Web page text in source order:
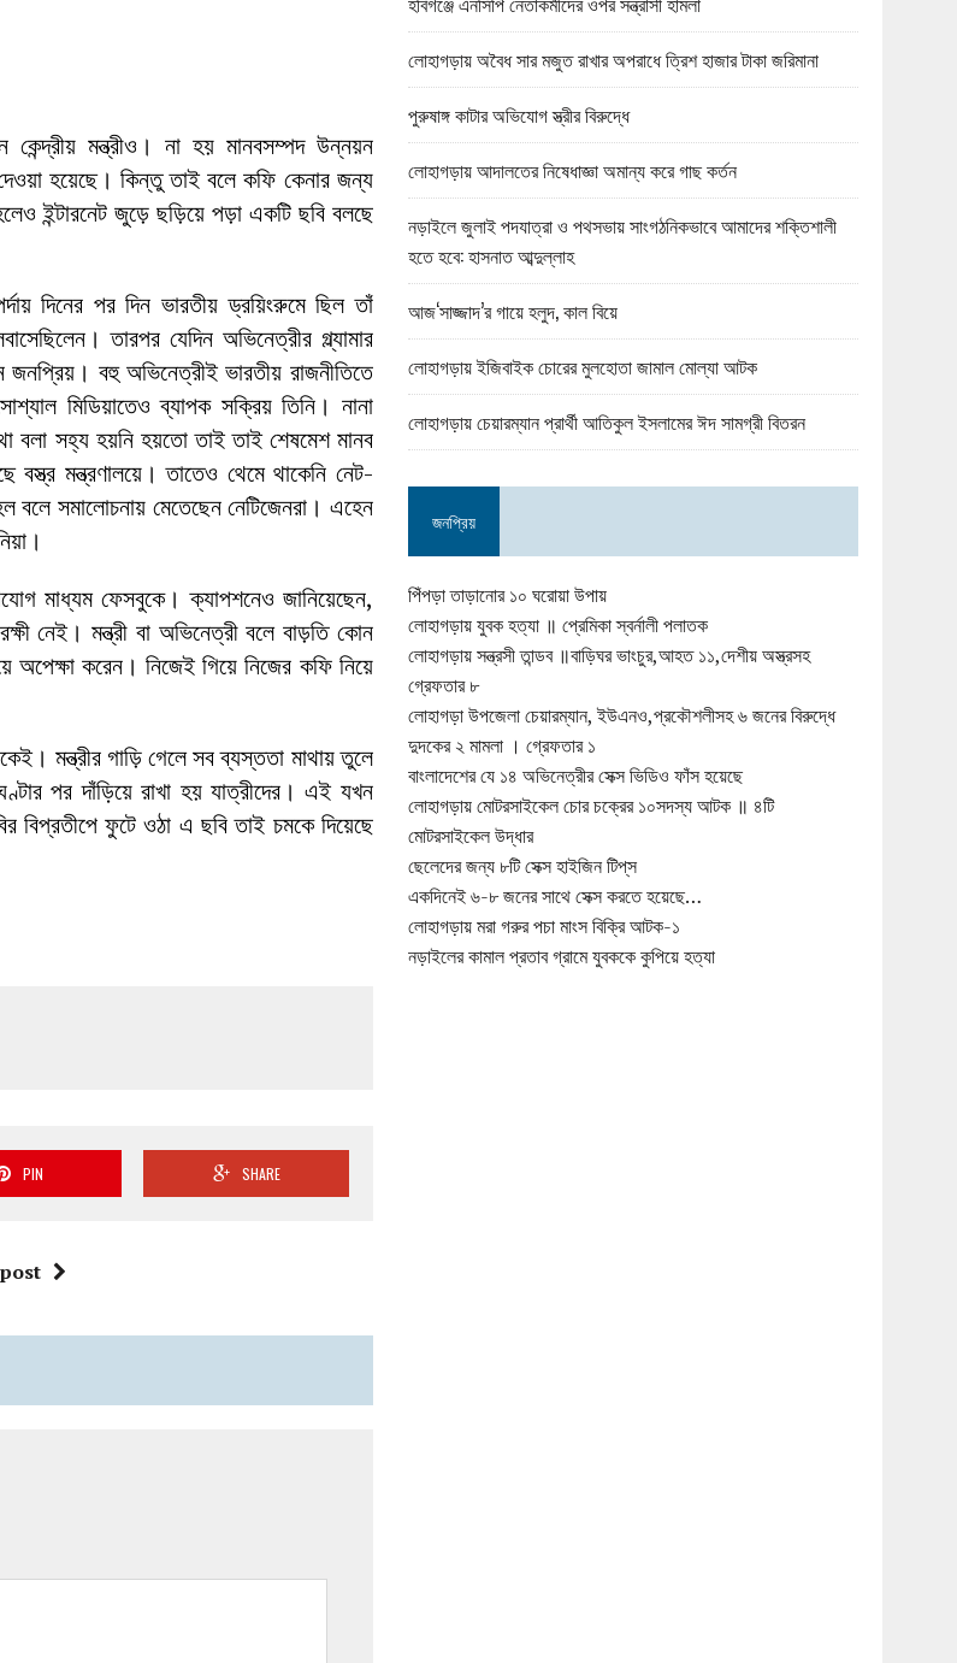
মন্ত্রীও। না হয় মানবসম্পদ উন্নয়ন
দেওয়া হয়েছে। কিন্তু তাই বলে কফি কেনার জন্য
ইন্টারনেট জুড়ে ছড়িয়ে পড়া একটি ছবি বলছে
দিনের পর দিন ভারতীয় ড্রয়িংরুমে ছিল তাঁ
তারপর যেদিন অভিনেত্রীর গ্ল্যামার
জনপ্রিয়। বহু অভিনেত্রীই ভারতীয় রাজনীতিতে
মিডিয়াতেও ব্যাপক সক্রিয় তিনি। নানা
বলা সহ্য হয়নি হয়তো তাই তাই শেষমেশ মানব
মন্ত্রণালয়ে। তাতেও থেমে থাকেনি নেট-
বলে সমালোচনায় মেতেছেন নেটিজেনরা। এহেন
মাধ্যম ফেসবুকে। ক্যাপশনেও জানিয়েছেন,
নেই। মন্ত্রী বা অভিনেত্রী বলে বাড়তি কোন
অপেক্ষা করেন। নিজেই গিয়ে নিজের কফি নিয়ে
মন্ত্রীর গাড়ি গেলে সব ব্যস্ততা মাথায় তুলে
পর দাঁড়িয়ে রাখা হয় যাত্রীদের। এই যখন
বিপ্রতীপে ফুটে ওঠা এ ছবি তাই চমকে দিয়েছে
PIN SHARE
লোহাগড়ায় অবৈধ সার মজুত রাখার অপরাধে ত্রিশ হাজার টাকা জরিমানা
পুরুষাঙ্গ কাটার অভিযোগ স্ত্রীর বিরুদ্ধে
লোহাগড়ায় আদালতের নিষেধাজ্ঞা অমান্য করে গাছ কর্তন
নড়াইলে জুলাই পদযাত্রা ও পথসভায় সাংগঠনিকভাবে আমাদের শক্তিশালী
হতে হবে: হাসনাত আব্দুল্লাহ
আজ‘সাজ্জাদ’র গায়ে হলুদ, কাল বিয়ে
লোহাগড়ায় ইজিবাইক চোরের মুলহোতা জামাল মোল্যা আটক
লোহাগড়ায় চেয়ারম্যান প্রার্থী আতিকুল ইসলামের ঈদ সামগ্রী বিতরন
জনপ্রিয়
পিঁপড়া তাড়ানোর ১০ ঘরোয়া উপায়
লোহাগড়ায় যুবক হত্যা ॥ প্রেমিকা স্বর্নালী পলাতক
লোহাগড়ায় সন্ত্রসী তান্ডব ॥বাড়িঘর ভাংচুর,আহত ১১,দেশীয় অস্ত্রসহ
গ্রেফতার ৮
লোহাগড়া উপজেলা চেয়ারম্যান, ইউএনও,প্রকৌশলীসহ ৬ জনের বিরুদ্ধে
দুদকের ২ মামলা । গ্রেফতার ১
বাংলাদেশের যে ১৪ অভিনেত্রীর সেক্স ভিডিও ফাঁস হয়েছে
লোহাগড়ায় মোটরসাইকেল চোর চক্রের ১০সদস্য আটক ॥ ৪টি
মোটরসাইকেল উদ্ধার
ছেলেদের জন্য ৮টি সেক্স হাইজিন টিপ্‌স
একদিনেই ৬-৮ জনের সাথে সেক্স করতে হয়েছে…
লোহাগড়ায় মরা গরুর পচা মাংস বিক্রি আটক-১
নড়াইলের কামাল প্রতাব গ্রামে যুবককে কুপিয়ে হত্যা